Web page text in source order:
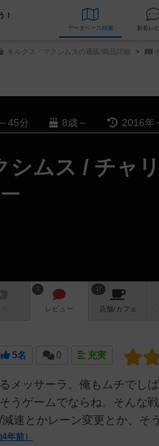
！
データベース 検索
キルクス・マクシムスの通販/商品詳細
45分 8歳～ 2016年
シムス / チャ
2
レビュー
17
店舗/カフェ
5名 0 充実
メッサーラ。俺もムチでし
うゲームでならね。そんな
速とかレーン変更とか、そ
年前）